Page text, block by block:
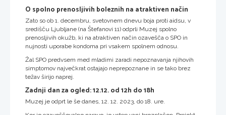
O spolno prenosljivih boleznih na atraktiven način
Zato so ob 1. decembru, svetovnem dnevu boja proti aidsu, v
središču Ljubljane (na Štefanovi 11) odprli Muzej spolno
prenosljivih okužb, ki na atraktiven način ozavešča o SPO in
nujnosti uporabe kondoma pri vsakem spolnem odnosu.
Žal SPO predvsem med mladimi zaradi nepoznavanja njihovih
simptomov največkrat ostajajo neprepoznane in se tako brez
težav širijo naprej.
Zadnji dan za ogled: 12.12. od 12h do 18h
Muzej je odprt le še danes, 12. 12. 2023, do 18. ure.